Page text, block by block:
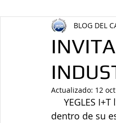
BLOG DEL
Actualizado: 12
dentro de su